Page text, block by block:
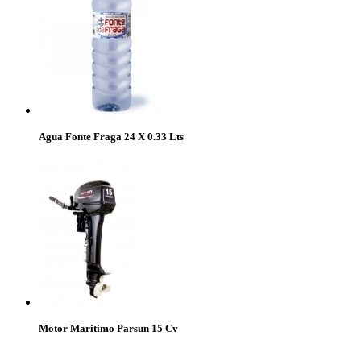
Agua Fonte Fraga 24 X 0.33 Lts
Motor Maritimo Parsun 15 Cv